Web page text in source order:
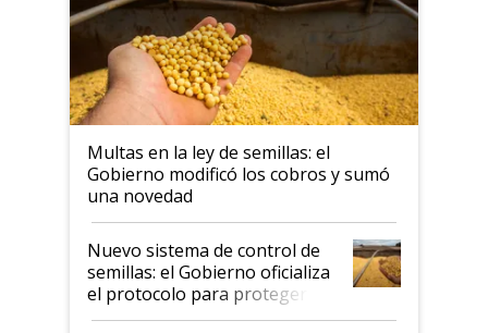
Multas en la ley de semillas: el
Gobierno modificó los cobros y sumó
una novedad
Nuevo sistema de control de
semillas: el Gobierno oficializa
el protocolo para proteger la
propiedad intelectual